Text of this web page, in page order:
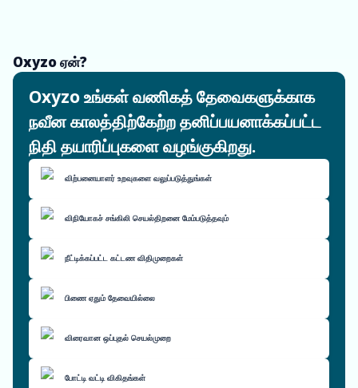
Oxyzo ஏன்?
Oxyzo உங்கள் வணிகத் தேவைகளுக்காக
நவீன காலத்திற்கேற்ற தனிப்பயனாக்கப்பட்ட
நிதி தயாரிப்புகளை வழங்குகிறது.
விற்பனையாளர் உறவுகளை வலுப்படுத்துங்கள்
விநியோகச் சங்கிலி செயல்திறனை மேம்படுத்தவும்
நீட்டிக்கப்பட்ட கட்டண விதிமுறைகள்
பிணை ஏதும் தேவையில்லை
விரைவான ஒப்புதல் செயல்முறை
போட்டி வட்டி விகிதங்கள்